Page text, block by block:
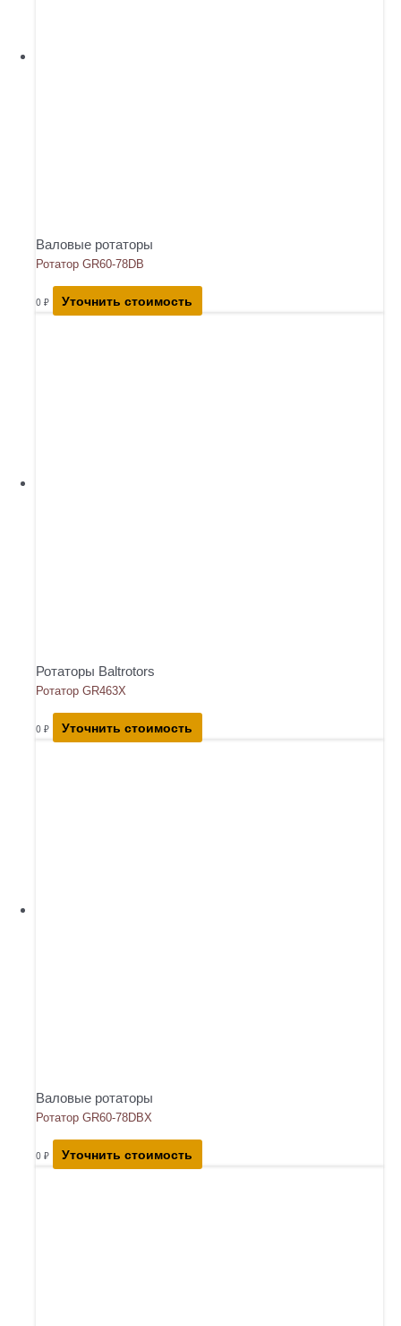
Валовые ротаторы
Ротатор GR60-78DB
0 ₽ Уточнить стоимость
Ротаторы Baltrotors
Ротатор GR463X
0 ₽ Уточнить стоимость
Валовые ротаторы
Ротатор GR60-78DBX
0 ₽ Уточнить стоимость